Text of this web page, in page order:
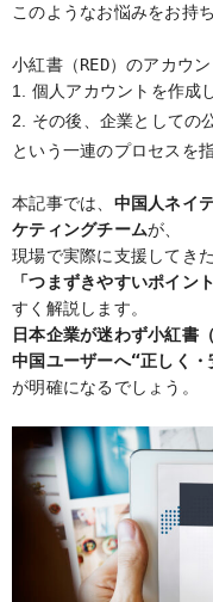
このようなお悩みをお持
小紅書（RED）のアカウ
個人アカウントを作成し
その後、企業としての
という一連のプロセスを
本記事では、 中国人ネイ
ケティングチームが、
現場で実際に支援してき
「つまずきやすいポイント
すく解説します。
日本企業が迷わず小紅書
中国ユーザーへ“正しく
が明確になるでしょう。